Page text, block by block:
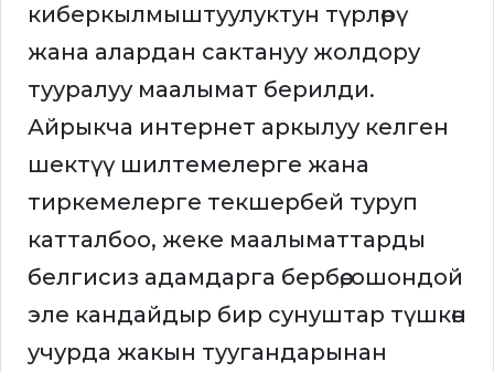
киберкылмыштуулуктун түрлөрү
жана алардан сактануу жолдору
тууралуу маалымат берилди.
Айрыкча интернет аркылуу келген
шектүү шилтемелерге жана
тиркемелерге текшербей туруп
катталбоо, жеке маалыматтарды
белгисиз адамдарга бербөө, ошондой
эле кандайдыр бир сунуштар түшкөн
учурда жакын туугандарынан